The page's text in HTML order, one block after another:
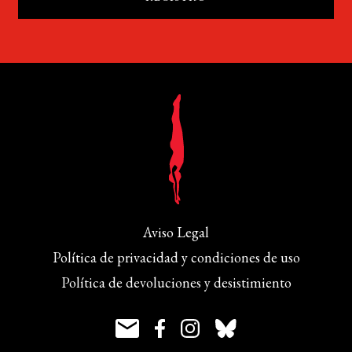
Aviso Legal
Política de privacidad y condiciones de uso
Política de devoluciones y desistimiento